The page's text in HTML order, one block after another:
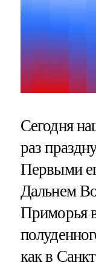
Сегодня
раз
Первыми
Дальнем
Приморья
как в